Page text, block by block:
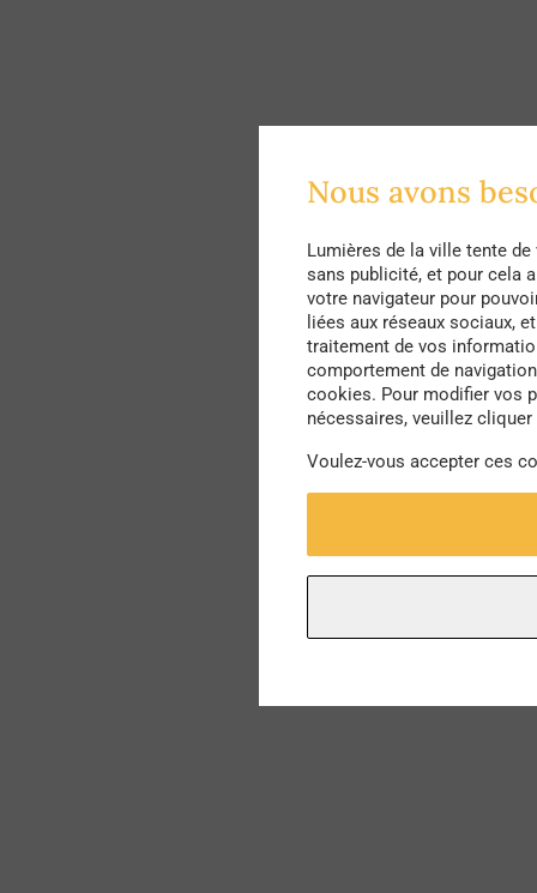
Nous avons
Lumières de la ville tente
sans publicité, et pour cela
votre navigateur pour
liées aux réseaux sociaux,
traitement de vos
comportement de
cookies. Pour modifier vos
nécessaires, veuillez
Voulez-vous accepter ces